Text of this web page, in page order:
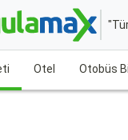
Otel Otobüs